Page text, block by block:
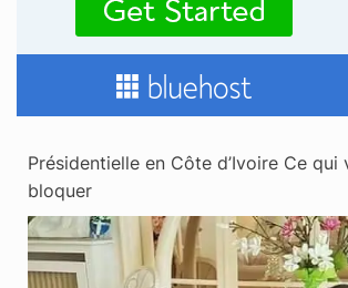
Présidentielle en Côte d’Ivoire Ce qui
bloquer